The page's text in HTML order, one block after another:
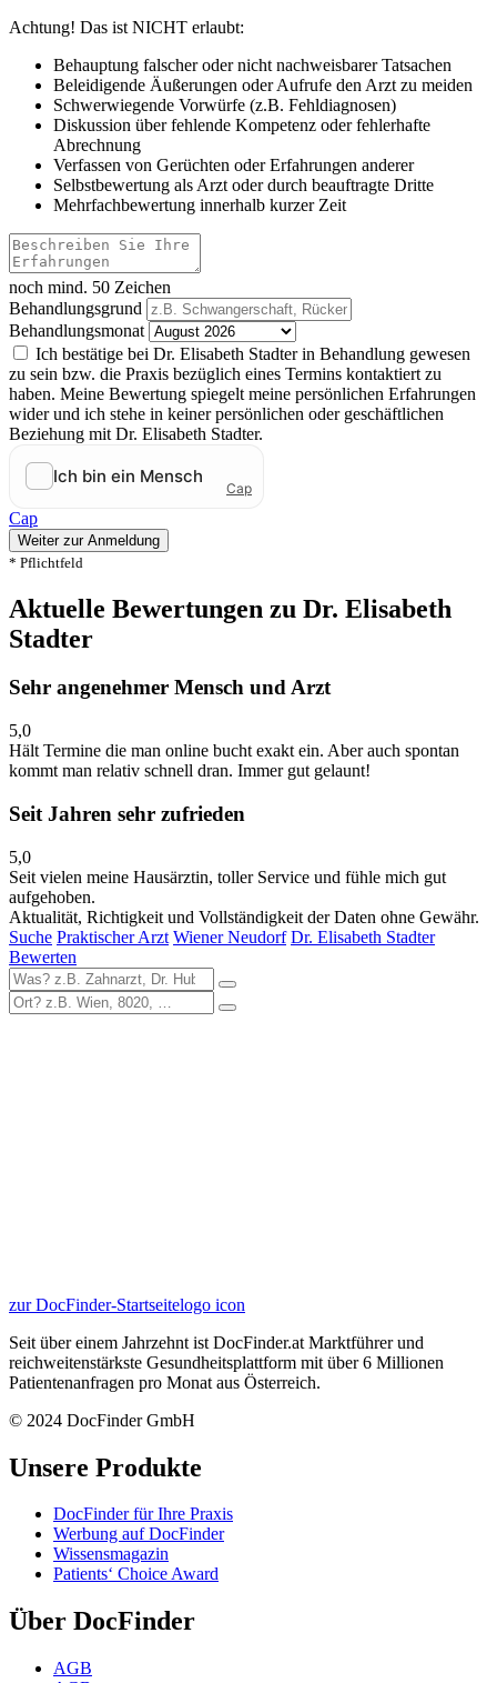
Achtung! Das ist NICHT erlaubt:
Behauptung falscher oder nicht nachweisbarer Tatsachen
Beleidigende Äußerungen oder Aufrufe den Arzt zu meiden
Schwerwiegende Vorwürfe (z.B. Fehldiagnosen)
Diskussion über fehlende Kompetenz oder fehlerhafte
Abrechnung
Verfassen von Gerüchten oder Erfahrungen anderer
Selbstbewertung als Arzt oder durch beauftragte Dritte
Mehrfachbewertung innerhalb kurzer Zeit
noch mind. 50 Zeichen
Behandlungsgrund
Behandlungsmonat
Ich bestätige bei Dr. Elisabeth Stadter in Behandlung gewesen
zu sein bzw. die Praxis bezüglich eines Termins kontaktiert zu
haben. Meine Bewertung spiegelt meine persönlichen Erfahrungen
wider und ich stehe in keiner persönlichen oder geschäftlichen
Beziehung mit Dr. Elisabeth Stadter.
Cap
Weiter zur Anmeldung
* Pflichtfeld
Aktuelle Bewertungen zu Dr. Elisabeth
Stadter
Sehr angenehmer Mensch und Arzt
5,0
Hält Termine die man online bucht exakt ein. Aber auch spontan
kommt man relativ schnell dran. Immer gut gelaunt!
Seit Jahren sehr zufrieden
5,0
Seit vielen meine Hausärztin, toller Service und fühle mich gut
aufgehoben.
Aktualität, Richtigkeit und Vollständigkeit der Daten ohne Gewähr.
Suche Praktischer Arzt Wiener Neudorf Dr. Elisabeth Stadter
Bewerten
zur DocFinder-Startseitelogo icon
Seit über einem Jahrzehnt ist DocFinder.at Marktführer und
reichweitenstärkste Gesundheitsplattform mit über 6 Millionen
Patientenanfragen pro Monat aus Österreich.
© 2024 DocFinder GmbH
Unsere Produkte
DocFinder für Ihre Praxis
Werbung auf DocFinder
Wissensmagazin
Patients‘ Choice Award
Über DocFinder
AGB